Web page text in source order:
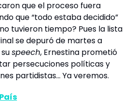
que “todo estaba decidido”
tuvieron tiempo? Pues la lista
se depuró de martes a
speech, Ernestina prometió
persecuciones políticas y
partidistas… Ya veremos.